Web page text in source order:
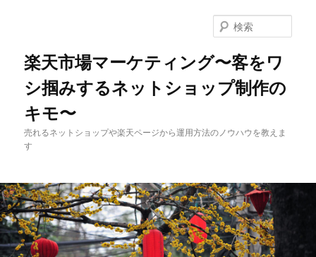
楽天市場マーケティング〜客をワ
シ掴みするネットショップ制作の
キモ〜
売れるネットショップや楽天ページから運用方法のノウハウを教えま
す
索